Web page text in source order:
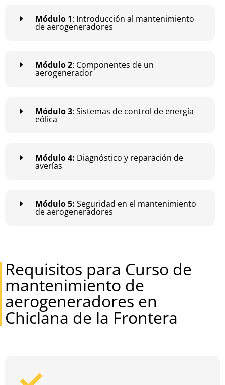
Módulo 1: Introducción al mantenimiento
de aerogeneradores
Módulo 2: Componentes de un
aerogenerador
Módulo 3: Sistemas de control de energía
eólica
Módulo 4: Diagnóstico y reparación de
averías
Módulo 5: Seguridad en el mantenimiento
de aerogeneradores
Requisitos para Curso de
mantenimiento de
aerogeneradores en
Chiclana de la Frontera